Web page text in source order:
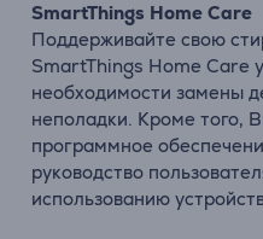
SmartThings Home Care
Поддерживайте свою
SmartThings Home Care
необходимости замены
неполадки. Кроме того,
программное
руководство
использованию